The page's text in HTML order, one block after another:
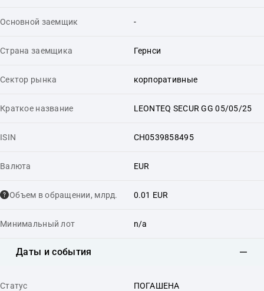
Основной заемщик -
Страна заемщика Гернси
Сектор рынка корпоративные
Краткое название LEONTEQ SECUR GG 05/05/25
ISIN CH0539858495
Валюта EUR
Объем в обращении, млрд. 0.01 EUR
Минимальный лот n/a
Даты и события
Статус ПОГАШЕНА